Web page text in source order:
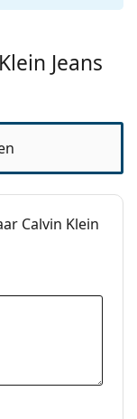
52
Jeans
Calvin Klein